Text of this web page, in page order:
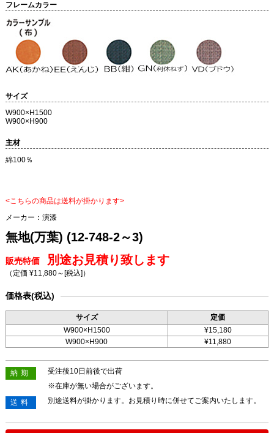
フレームカラー
サイズ
W900×H1500
W900×H900
主材
綿100％
<こちらの商品は送料が掛かります>
メーカー： 演漆
無地(万葉) (12-748-2～3)
販売特価 別途お見積り致します
（定価 ¥11,880～ [税込] ）
価格表(税込)
サイズ
定価
W900×H1500
¥15,180
W900×H900
¥11,880
納期
受注後10日前後で出荷
※在庫が無い場合がございます。
送料
別途送料が掛かります。お見積り時に併せてご案内いたします。